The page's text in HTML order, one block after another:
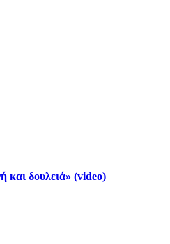
και δουλειά» (video)